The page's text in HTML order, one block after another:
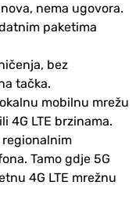
nema ugovora.
paketima
bez
tačka.
mobilnu mrežu
4G LTE brzinama.
regionalnim
Tamo gdje 5G
4G LTE mrežnu